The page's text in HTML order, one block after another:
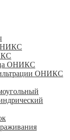
ОНИКС
ОНИКС